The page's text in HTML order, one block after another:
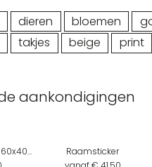
dieren bloemen
takjes beige print
aankondigingen
Geboortebord 60x40 cm
Raamsticker